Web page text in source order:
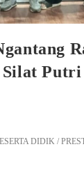
Silat
DIDIK /